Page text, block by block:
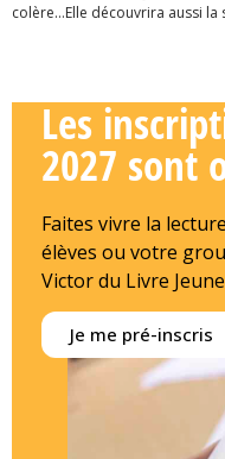
colère…Elle découvrira aussi la
Les
2027 sont
Faites vivre la
élèves ou votre
Victor du Livre
Je me pré-inscris